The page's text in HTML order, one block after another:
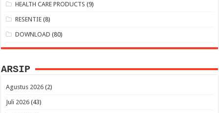
HEALTH CARE PRODUCTS (9)
RESENTIE (8)
DOWNLOAD (80)
ARSIP
Agustus 2026 (2)
Juli 2026 (43)